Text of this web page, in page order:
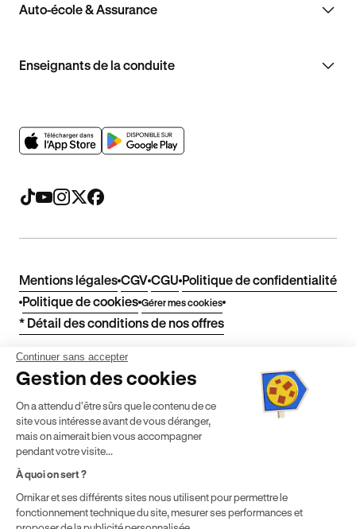
Auto-école & Assurance
Enseignants de la conduite
Mentions légales CGV CGU Politique de confidentialité
Politique de cookies Gérer mes cookies
* Détail des conditions de nos offres
Politique de prix : nos prix varient en fonction de votre
localisation géographique et du type de formules que vous
achetez comme détaillé dans nosConditions Générales de
Vente.
1. Classement dans la catégorie « Livres et références -
Continuer sans accepter
Gestion des cookies
On a attendu d'être sûrs que le contenu de ce
site vous intéresse avant de vous déranger,
mais on aimerait bien vous accompagner
pendant votre visite...
À quoi on sert ?
Ornikar et ses différents sites nous utilisent pour permettre le
fonctionnement technique du site, mesurer ses performances et